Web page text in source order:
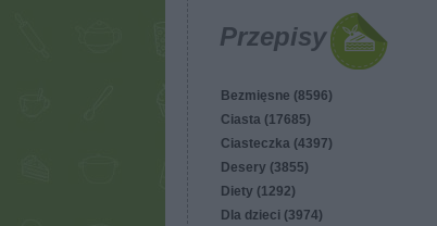
Przepisy
Bezmięsne (8596)
Ciasta (17685)
Ciasteczka (4397)
Desery (3855)
Diety (1292)
Dla dzieci (3974)